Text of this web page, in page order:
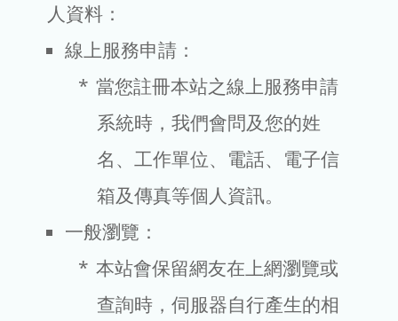
人資料：
線上服務申請：
當您註冊本站之線上服務申請
系統時，我們會問及您的姓
名、工作單位、電話、電子信
箱及傳真等個人資訊。
一般瀏覽：
本站會保留網友在上網瀏覽或
查詢時，伺服器自行產生的相